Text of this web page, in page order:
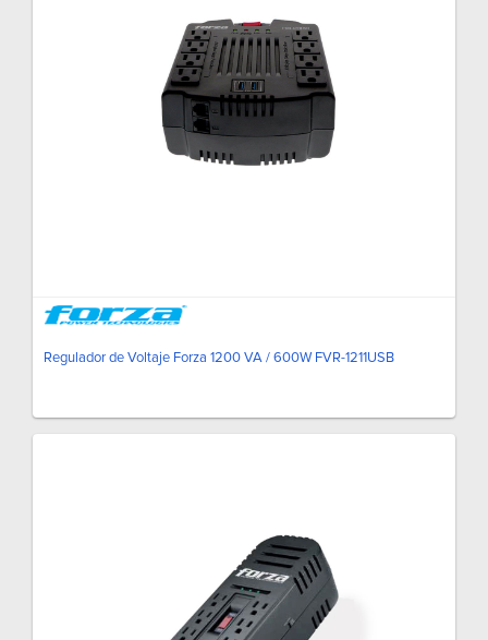
Regulador de Voltaje Forza 1200 VA / 600W FVR-1211USB